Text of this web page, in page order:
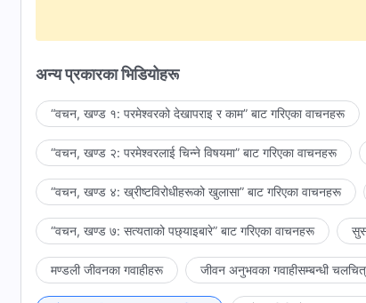
अहो, उहाँको प्रशंसा गर! अहो, कराओ र गाओ!
अहो, उहाँको प्रशंसा गर! अहो, कराओ र गाओ!
परमेश्‍वरका सबै मानिसहरू परमेश्‍वरका निम्ति प्रशंसाले भरिएर
अहो, उहाँको प्रशंसा गर! अहो, कराओ र गाओ!
परमेश्‍वरको काम अति चाँडै परिवर्तन हुन्छ यो बुझ्न गाह्रो छ, तर
अन्य प्रकारका भिडियोहरू
“वचन, खण्ड १: परमेश्‍वरको देखापराइ र काम” बाट गरिएका वाचनहरू
“वचन, खण्ड २: परमेश्‍वरलाई चिन्‍ने विषयमा” बाट गरिएका वाचनहरू
“वचन, खण्ड ४: ख्रीष्टविरोधीहरूको खुलासा” बाट गरिएका वाचनहरू
“वचन, खण्ड ७: सत्यताको पछ्याइबारे” बाट गरिएका वाचनहरू
मण्डली जीवनका गवाहीहरू जीवन अनुभवका गवाहीसम्‍बन्धी